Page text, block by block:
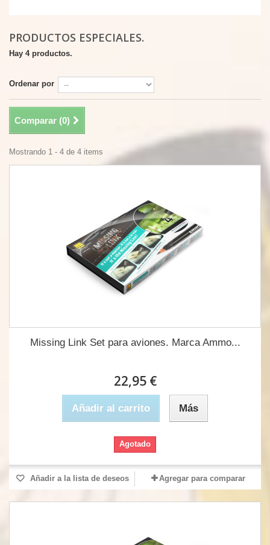
PRODUCTOS ESPECIALES.
Hay 4 productos.
Ordenar por
Comparar (0)
Mostrando 1 - 4 de 4 items
Missing Link Set para aviones. Marca Ammo...
22,95 €
Añadir al carrito Más
Agotado
Añadir a la lista de deseos Agregar para comparar